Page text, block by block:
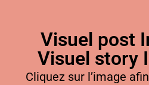
Visuel post
Visuel story
Cliquez sur l’image